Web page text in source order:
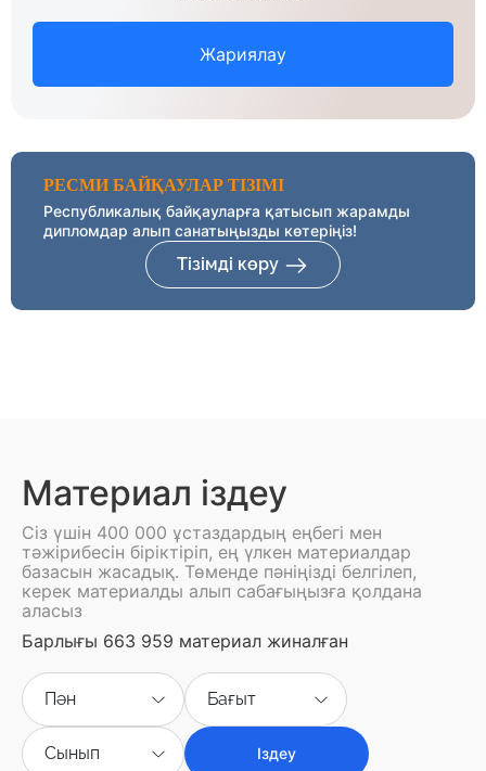
Жариялау
РЕСМИ БАЙҚАУЛАР ТІЗІМІ
Республикалық байқауларға қатысып жарамды
дипломдар алып санатыңызды көтеріңіз!
Тізімді көру
Материал іздеу
Сіз үшін 400 000 ұстаздардың еңбегі мен
тәжірибесін біріктіріп, ең үлкен материалдар
базасын жасадық. Төменде пәніңізді белгілеп,
керек материалды алып сабағыңызға қолдана
аласыз
Барлығы 663 959 материал жиналған
Пән Бағыт
Сынып Іздеу